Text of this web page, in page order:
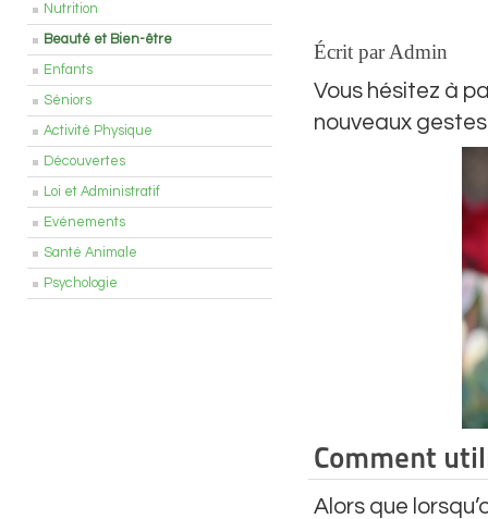
Nutrition
Beauté et Bien-être
Enfants
Séniors
Activité Physique
Découvertes
Loi et Administratif
Evénements
Santé Animale
Psychologie
Écrit par Admin
Vous hésitez à
nouveaux
Comment
Alors que